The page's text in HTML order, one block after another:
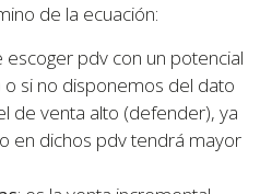
de la ecuación:
escoger pdv con un potencial
si no disponemos del dato
de venta alto (defender), ya
en dichos pdv tendrá mayor